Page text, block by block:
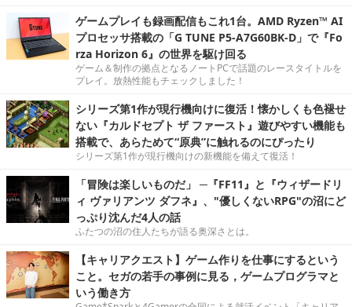
ゲームプレイも録画配信もこれ1台。AMD Ryzen™ AI
プロセッサ搭載の「G TUNE P5-A7G60BK-D」で『Fo
rza Horizon 6』の世界を駆け回る
ゲーム＆制作の拠点となるノートPCで話題のレースタイトルを
プレイ。放熱性能もチェックしました！
シリーズ第1作が現行機向けに復活！懐かしくも色褪せ
ない『カルドセプト ザ ファースト』遊びやすい機能も
搭載で、あらためて“原典”に触れるのにぴったり
シリーズ第1作が現行機向けの新機能を備えて復活！
「冒険は楽しいものだ」 ─『FF11』と『ウィザードリ
ィ ヴァリアンツ ダフネ』、"優しくないRPG"の沼にど
っぷり沈んだ4人の話
ふたつの沼の住人たちが語る奥深さとは。
【キャリアクエスト】ゲーム作りを仕事にするという
こと。セガの若手の事例に見る，ゲームプログラマと
いう働き方